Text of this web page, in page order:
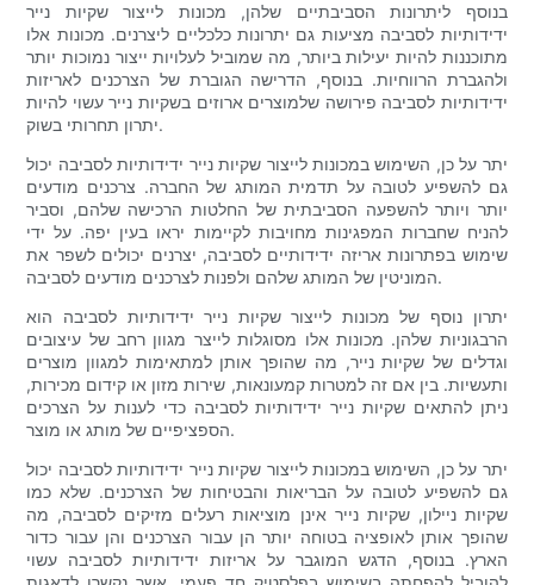
בנוסף ליתרונות הסביבתיים שלהן, מכונות לייצור שקיות נייר
ידידותיות לסביבה מציעות גם יתרונות כלכליים ליצרנים. מכונות אלו
מתוכננות להיות יעילות ביותר, מה שמוביל לעלויות ייצור נמוכות יותר
ולהגברת הרווחיות. בנוסף, הדרישה הגוברת של הצרכנים לאריזות
ידידותיות לסביבה פירושה שלמוצרים ארוזים בשקיות נייר עשוי להיות
יתרון תחרותי בשוק.
יתר על כן, השימוש במכונות לייצור שקיות נייר ידידותיות לסביבה יכול
גם להשפיע לטובה על תדמית המותג של החברה. צרכנים מודעים
יותר ויותר להשפעה הסביבתית של החלטות הרכישה שלהם, וסביר
להניח שחברות המפגינות מחויבות לקיימות יראו בעין יפה. על ידי
שימוש בפתרונות אריזה ידידותיים לסביבה, יצרנים יכולים לשפר את
המוניטין של המותג שלהם ולפנות לצרכנים מודעים לסביבה.
יתרון נוסף של מכונות לייצור שקיות נייר ידידותיות לסביבה הוא
הרבגוניות שלהן. מכונות אלו מסוגלות לייצר מגוון רחב של עיצובים
וגדלים של שקיות נייר, מה שהופך אותן למתאימות למגוון מוצרים
ותעשיות. בין אם זה למטרות קמעונאות, שירות מזון או קידום מכירות,
ניתן להתאים שקיות נייר ידידותיות לסביבה כדי לענות על הצרכים
הספציפיים של מותג או מוצר.
יתר על כן, השימוש במכונות לייצור שקיות נייר ידידותיות לסביבה יכול
גם להשפיע לטובה על הבריאות והבטיחות של הצרכנים. שלא כמו
שקיות ניילון, שקיות נייר אינן מוציאות רעלים מזיקים לסביבה, מה
שהופך אותן לאופציה בטוחה יותר הן עבור הצרכנים והן עבור כדור
הארץ. בנוסף, הדגש המוגבר על אריזות ידידותיות לסביבה עשוי